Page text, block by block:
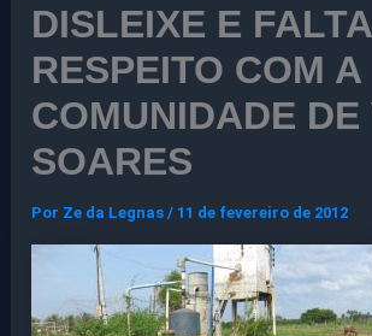
DISLEIXE E
RESPEITO COM A
COMUNIDADE
SOARES
Por Ze da Legnas/ 11 de fevereiro de 2012